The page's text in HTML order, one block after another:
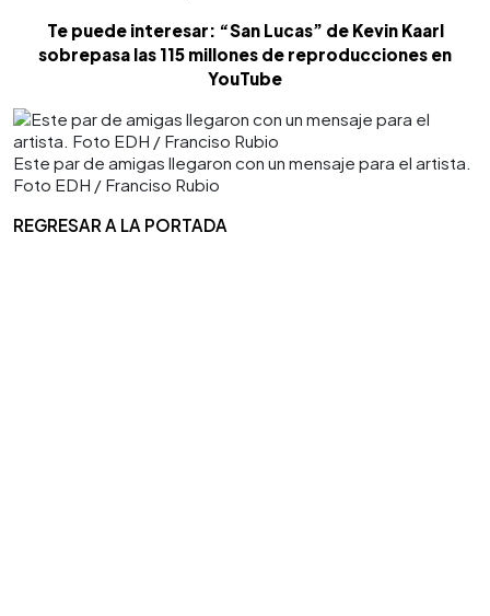
Te puede interesar: “San Lucas” de Kevin Kaarl
sobrepasa las 115 millones de reproducciones en
YouTube
Este par de amigas llegaron con un mensaje para el artista.
Foto EDH / Franciso Rubio
REGRESAR A LA PORTADA